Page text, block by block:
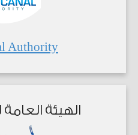
Authority
الهيئة